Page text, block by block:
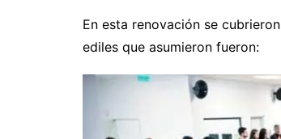
En esta renovación se cubrieron
ediles que asumieron fueron: